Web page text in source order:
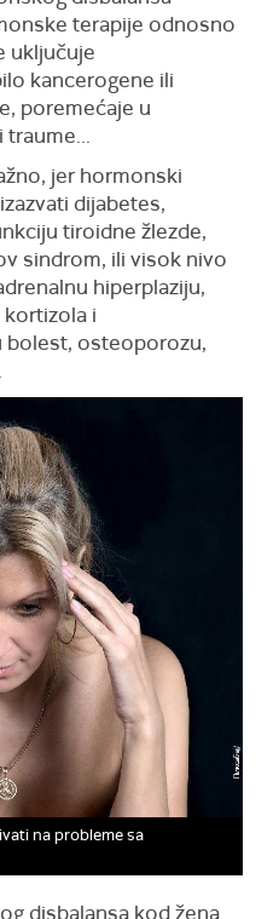
terapije odnosno
uključuje
kancerogene ili
poremećaje u
traume...
jer hormonski
dijabetes,
tiroidne žlezde,
sindrom, ili visok nivo
hiperplaziju,
i
bolest, osteoporozu,
na probleme sa
disbalansa kod žena